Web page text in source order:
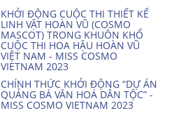
KHỞI ĐỘNG CUỘC THI THIẾT KẾ
LINH VẬT HOÀN VŨ (COSMO
MASCOT) TRONG KHUÔN KHỔ
CUỘC THI HOA HẬU HOÀN VŨ
VIỆT NAM - MISS COSMO
VIETNAM 2023
CHÍNH THỨC KHỞI ĐỘNG “DỰ ÁN
QUẢNG BÁ VĂN HOÁ DÂN TỘC” -
MISS COSMO VIETNAM 2023